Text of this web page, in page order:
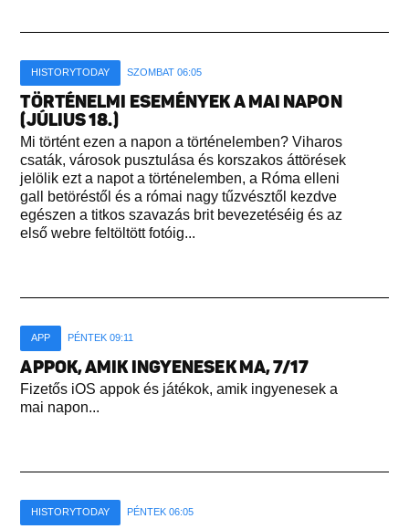
HISTORYTODAY SZOMBAT 06:05
TÖRTÉNELMI ESEMÉNYEK A MAI NAPON
(JÚLIUS 18.)
Mi történt ezen a napon a történelemben? Viharos
csaták, városok pusztulása és korszakos áttörések
jelölik ezt a napot a történelemben, a Róma elleni
gall betöréstől és a római nagy tűzvésztől kezdve
egészen a titkos szavazás brit bevezetéséig és az
első webre feltöltött fotóig...
APP PÉNTEK 09:11
APPOK, AMIK INGYENESEK MA, 7/17
Fizetős iOS appok és játékok, amik ingyenesek a
mai napon...
HISTORYTODAY PÉNTEK 06:05